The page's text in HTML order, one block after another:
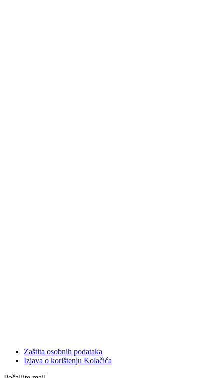
Zaštita osobnih podataka
Izjava o korištenju Kolačića